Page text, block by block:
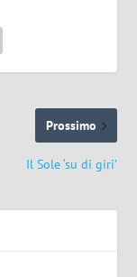
Prossimo
Il Sole ‘su di giri’